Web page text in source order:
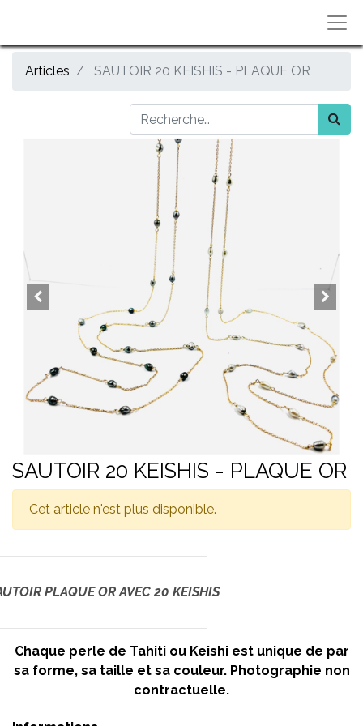
Articles SAUTOIR 20 KEISHIS - PLAQUE OR
SAUTOIR 20 KEISHIS - PLAQUE OR
Cet article n'est plus disponible.
PLAQUE OR AVEC 20 KEISHIS
Chaque perle de Tahiti ou Keishi est unique de par
sa forme, sa taille et sa couleur. Photographie non
contractuelle.